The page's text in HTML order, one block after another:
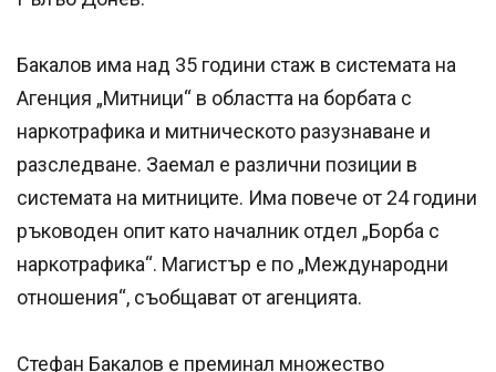
Бакалов има над 35 години стаж в системата на
Агенция „Митници“ в областта на борбата с
наркотрафика и митническото разузнаване и
разследване. Заемал е различни позиции в
системата на митниците. Има повече от 24 години
ръководен опит като началник отдел „Борба с
наркотрафика“. Магистър е по „Международни
отношения“, съобщават от агенцията.
Стефан Бакалов е преминал множество